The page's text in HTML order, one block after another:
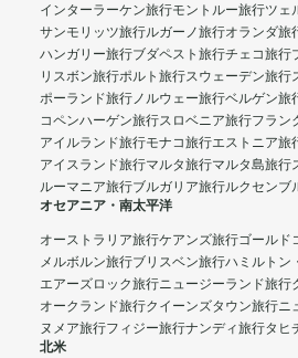
インターラーケン旅行モントルー旅行ツェ
サンモリッツ旅行ルガーノ旅行オランダ旅
ハンガリー旅行ブダペスト旅行チェコ旅行
リスボン旅行ポルト旅行スウェーデン旅行
ポーランド旅行ノルウェー旅行ベルゲン旅
コペンハーゲン旅行スロベニア旅行フラン
アイルランド旅行モナコ旅行エストニア旅
アイスランド旅行マルタ旅行マルタ島旅行
ルーマニア旅行ブルガリア旅行ルクセンブ
オセアニア・南太平洋
オーストラリア旅行ケアンズ旅行ゴールド
メルボルン旅行ブリスベン旅行ハミルトン
エアーズロック旅行ニュージーランド旅行
オークランド旅行クイーンズタウン旅行ニ
ヌメア旅行フィジー旅行ナンディ旅行タヒ
北米